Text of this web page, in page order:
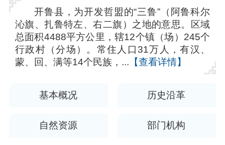
开鲁县，为开发哲盟的“三鲁”（阿鲁科尔
沁旗、扎鲁特左、右二旗）之地的意思。区域
总面积4488平方公里，辖12个镇（场）245个
行政村（分场）。常住人口31万人，有汉、
蒙、回、满等14个民族，... 【查看详情】
基本概况 历史沿革
自然资源 部门机构